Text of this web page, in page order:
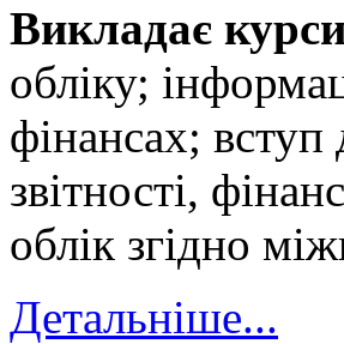
Викладає
обліку;
фінансах; вступ
звітності,
облік згідно
Детальніше...